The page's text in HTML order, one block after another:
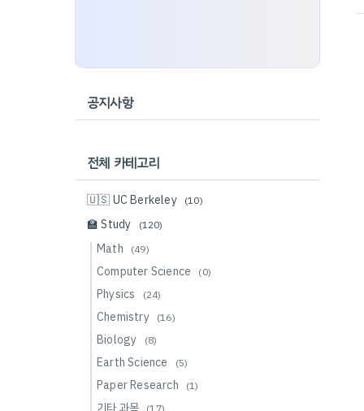
공지사항
전체 카테고리
🇺🇸 UC Berkeley (10)
🏫 Study (120)
Math (49)
Computer Science (0)
Physics (24)
Chemistry (16)
Biology (8)
Earth Science (5)
Paper Research (1)